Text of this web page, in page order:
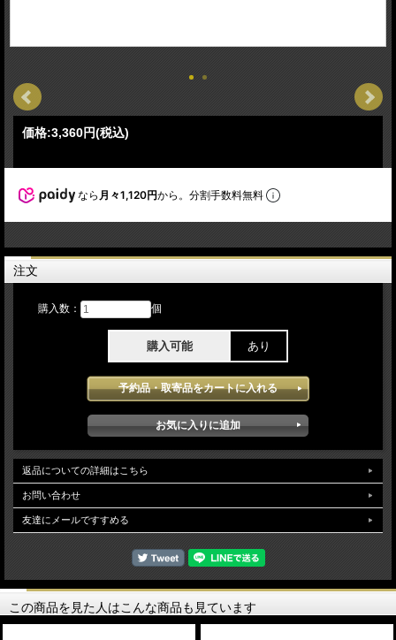
価格:3,360円(税込)
なら 月々1,120円から。分割手数料無料
注文
購入数： 個
購入可能 あり
返品についての詳細はこちら
お問い合わせ
友達にメールですすめる
この商品を見た人はこんな商品も見ています